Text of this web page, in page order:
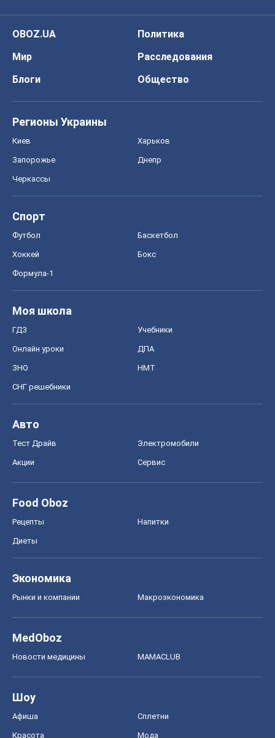
OBOZ.UA
Политика
Мир
Расследования
Блоги
Общество
Регионы Украины
Киев Харьков
Запорожье Днепр
Черкассы
Спорт
Футбол Баскетбол
Хоккей Бокс
Формула-1
Моя школа
ГДЗ Учебники
Онлайн уроки ДПА
ЗНО НМТ
СНГ решебники
Авто
Тест Драйв Электромобили
Акции Сервис
Food Oboz
Рецепты Напитки
Диеты
Экономика
Рынки и компании Mакроэкономика
MedOboz
Новости медицины MAMACLUB
Шоу
Афиша Сплетни
Красота Мода